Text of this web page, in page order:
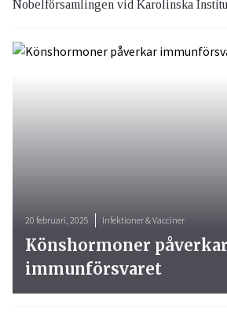
Nobelförsamlingen vid Karolinska
20 februari, 2025 Infektioner & Vacciner
Könshormoner påverkar
immunförsvaret